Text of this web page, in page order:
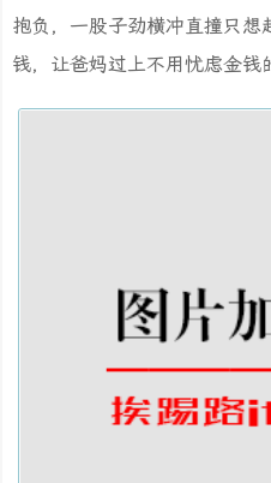
抱负，一股子劲横冲直撞只
钱，让爸妈过上不用忧虑金钱